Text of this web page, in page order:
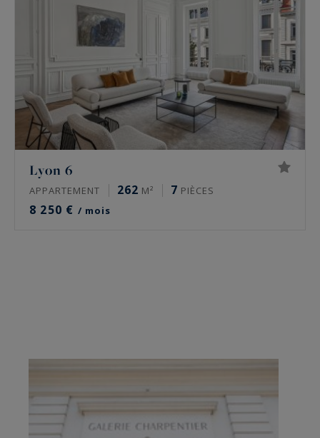
Lyon 6
APPARTEMENT 262 M² 7 PIÈCES
8 250 € / mois